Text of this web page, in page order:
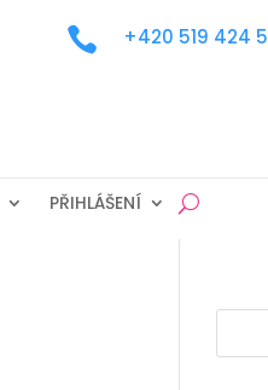
 +420 519 424
PŘIHLÁŠENÍ